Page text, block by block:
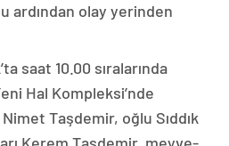
ardından olay yerinden
saat 10.00 sıralarında
Hal Kompleksi’nde
Taşdemir, oğlu Sıddık